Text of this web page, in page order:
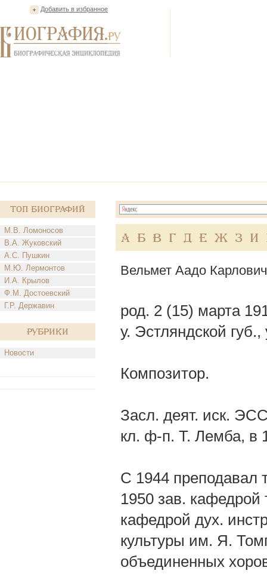
Добавить в избранное
Топ Биографий
М.В. Ломоносов
В.А. Жуковский
А.С. Пушкин
М.Ю. Лермонтов
И.А. Крылов
Ф.М. Достоевский
Г.Р. Державин
Рубрики
Новости
А Б В Г Д Е Ж З И
Вельмет Аадо Карлович
род. 2 (15) марта
у. Эстляндской
Композитор.
Засл. деят. иск.
кл. ф-п. Т. Лемба, в
С 1944 преподавал
1950 зав. кафедрой
кафедрой дух.
культуры им. Я.
объединенных